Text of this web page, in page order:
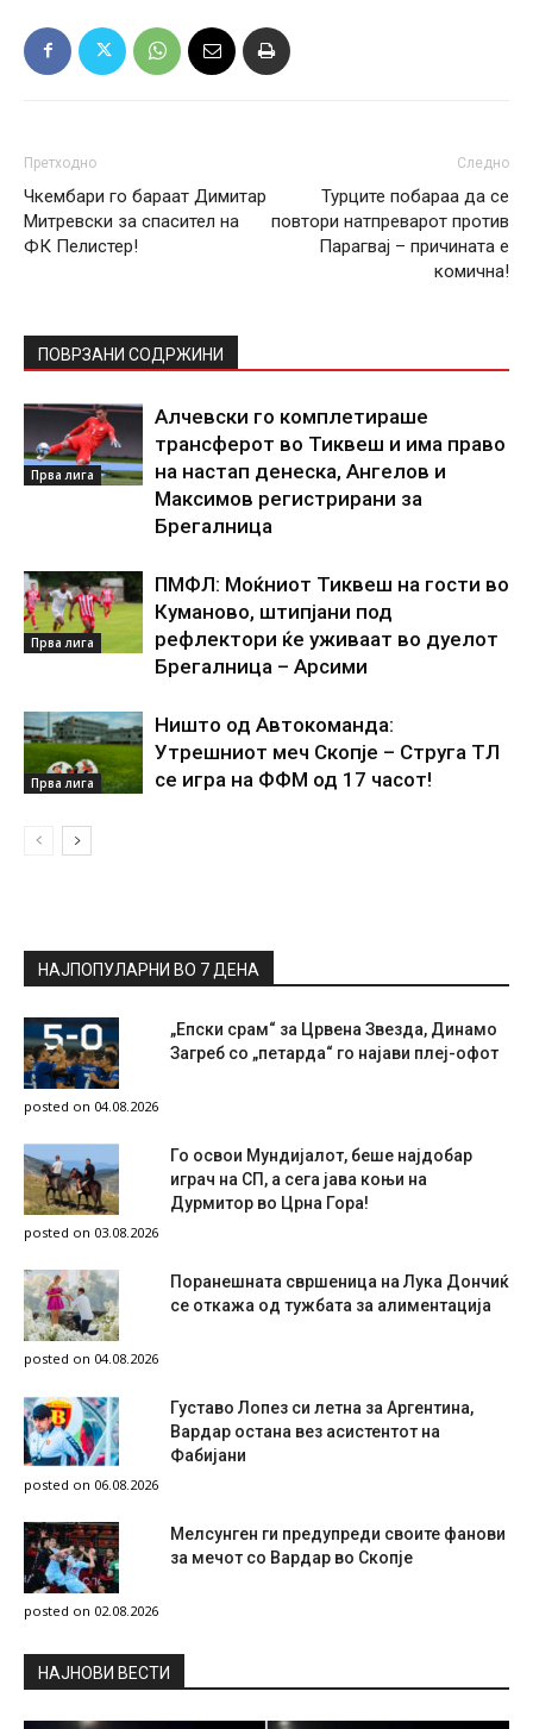
Претходно
Чкембари го бараат Димитар
Митревски за спасител на
ФК Пелистер!
Следно
Турците побараа да се
повтори натпреварот против
Парагвај – причината е
комична!
ПОВРЗАНИ СОДРЖИНИ
Прва лига
Алчевски го комплетираше
трансферот во Тиквеш и има право
на настап денеска, Ангелов и
Максимов регистрирани за
Брегалница
Прва лига
ПМФЛ: Моќниот Тиквеш на гости во
Куманово, штипјани под
рефлектори ќе уживаат во дуелот
Брегалница – Арсими
Прва лига
Ништо од Автокоманда:
Утрешниот меч Скопје – Струга ТЛ
се игра на ФФМ од 17 часот!
НАЈПОПУЛАРНИ ВО 7 ДЕНА
„Епски срам“ за Црвена Звезда, Динамо
Загреб со „петарда“ го најави плеј-офот
posted on 04.08.2026
Го освои Мундијалот, беше најдобар
играч на СП, а сега јава коњи на
Дурмитор во Црна Гора!
posted on 03.08.2026
Поранешната свршеница на Лука Дончиќ
се откажа од тужбата за алиментација
posted on 04.08.2026
Густаво Лопез си летна за Аргентина,
Вардар остана вез асистентот на
Фабијани
posted on 06.08.2026
Мелсунген ги предупреди своите фанови
за мечот со Вардар во Скопје
posted on 02.08.2026
НAЈНОВИ ВЕСТИ